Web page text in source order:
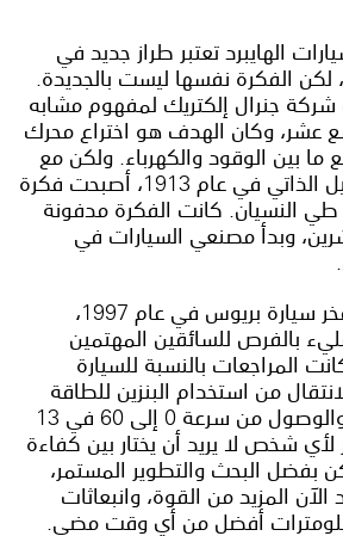
الهايبرد تعتبر طراز جديد في
لكن الفكرة نفسها ليست بالجديدة.
جنرال إلكتريك لمفهوم مشابه
عشر، وكان الهدف هو اختراع محرك
ما بين الوقود والكهرباء. ولكن مع
إطلاق محرك التشغيل الذاتي في عام 1913، أصبحت فكرة
طي النسيان. كانت الفكرة مدفونة
وبدأ مصنعي السيارات في
وقد عرضت تويوتا بفخر سيارة بريوس في عام 1997،
بالفرص للسائقين المهتمين
المراجعات بالنسبة للسيارة
من استخدام البنزين للطاقة
الكهربية غير سلس، والوصول من سرعة 0 إلى 60 في 13
لأي شخص لا يريد أن يختار بين كفاءة
بفضل البحث والتطوير المستمر،
الآن المزيد من القوة، وانبعاثات
أفضل من أي وقت مضى.